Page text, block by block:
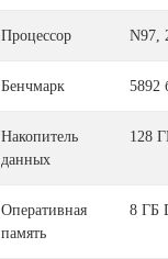
Процессор N97,
Бенчмарк 5892
Накопитель
данных
128
Оперативная
память
8 ГБ